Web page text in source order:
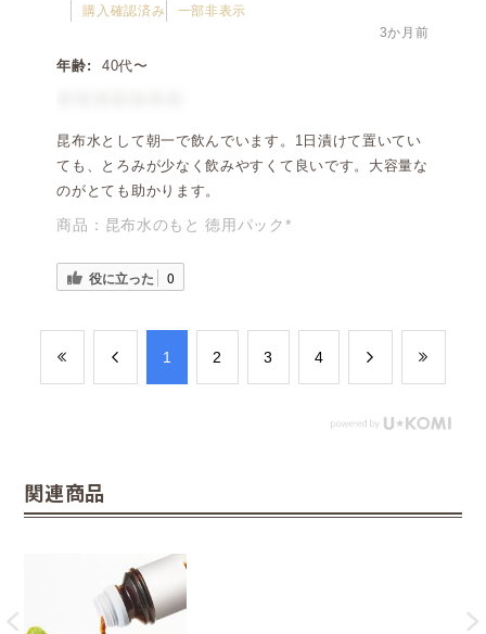
購入確認済み
一部非表示
3か月前
年齢: 40代〜
昆布水として朝一で飲んでいます。1日漬けて置いてい
ても、とろみが少なく飲みやすくて良いです。大容量な
のがとても助かります。
商品： 昆布水のもと 徳用パック*
役に立った 0
​1 ​2 ​3 ​4
関連商品